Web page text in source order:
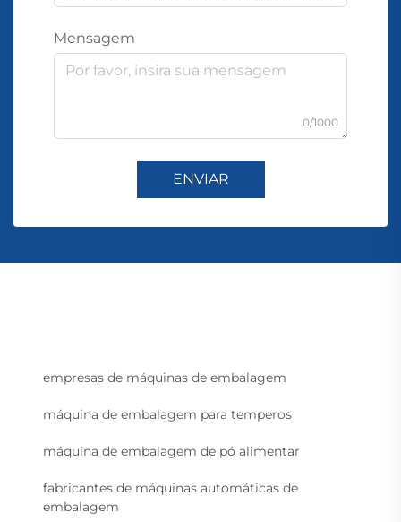
Mensagem
0/1000
ENVIAR
empresas de máquinas de embalagem
máquina de embalagem para temperos
máquina de embalagem de pó alimentar
fabricantes de máquinas automáticas de
embalagem